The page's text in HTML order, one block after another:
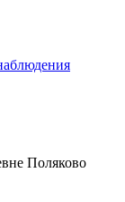
Поляково